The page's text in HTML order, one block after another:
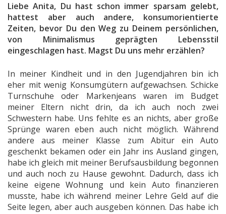
Liebe Anita, Du hast schon immer sparsam gelebt,
hattest aber auch andere, konsumorientierte
Zeiten, bevor Du den Weg zu Deinem persönlichen,
von Minimalismus geprägten Lebensstil
eingeschlagen hast. Magst Du uns mehr erzählen?
In meiner Kindheit und in den Jugendjahren bin ich
eher mit wenig Konsumgütern aufgewachsen. Schicke
Turnschuhe oder Markenjeans waren im Budget
meiner Eltern nicht drin, da ich auch noch zwei
Schwestern habe. Uns fehlte es an nichts, aber große
Sprünge waren eben auch nicht möglich. Während
andere aus meiner Klasse zum Abitur ein Auto
geschenkt bekamen oder ein Jahr ins Ausland gingen,
habe ich gleich mit meiner Berufsausbildung begonnen
und auch noch zu Hause gewohnt. Dadurch, dass ich
keine eigene Wohnung und kein Auto finanzieren
musste, habe ich während meiner Lehre Geld auf die
Seite legen, aber auch ausgeben können. Das habe ich